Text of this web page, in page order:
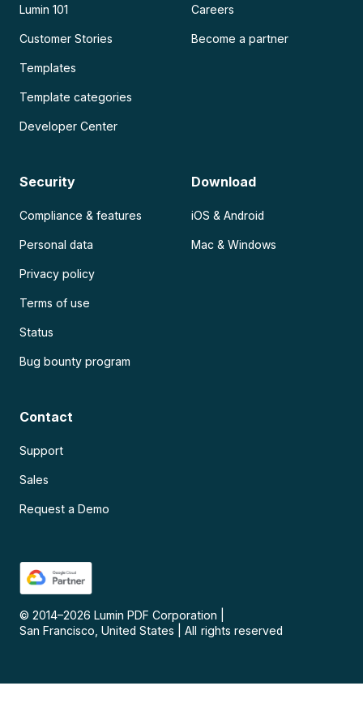
Lumin 101
Customer Stories
Templates
Template categories
Developer Center
Careers
Become a partner
Security
Compliance & features
Personal data
Privacy policy
Terms of use
Status
Bug bounty program
Download
iOS & Android
Mac & Windows
Contact
Support
Sales
Request a Demo
© 2014–2026 Lumin PDF Corporation
San Francisco, United States
All rights reserved